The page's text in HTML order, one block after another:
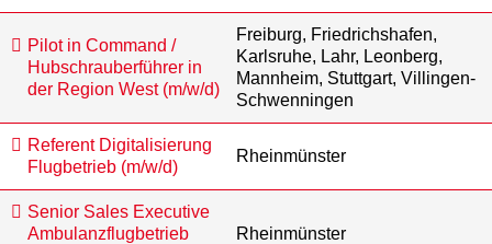
Pilot in Command /
Hubschrauberführer in
der Region West (m/w/d)
Freiburg, Friedrichshafen,
Karlsruhe, Lahr, Leonberg,
Mannheim, Stuttgart, Villingen-
Schwenningen
Referent Digitalisierung
Flugbetrieb (m/w/d)
Rheinmünster
Senior Sales Executive
Ambulanzflugbetrieb
Rheinmünster